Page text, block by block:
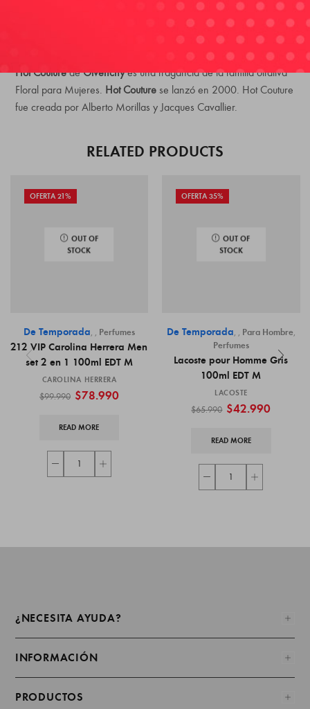
REVIEWS (0)
Hot CouturedeGivenchyes una fragancia de la familia olfativa
Floral para Mujeres. Hot Couturese lanzó en 2000. Hot Couture
fue creada por Alberto Morillas y Jacques Cavallier.
RELATED PRODUCTS
OFERTA 21%
OUT OF
STOCK
De Temporada, , Perfumes
212 VIP Carolina Herrera Men
set 2 en 1 100ml EDT M
CAROLINA HERRERA
$99.990 $78.990
READ MORE
OFERTA 35%
OUT OF
STOCK
De Temporada, , Para Hombre,
Perfumes
Lacoste pour Homme Gris
100ml EDT M
LACOSTE
$65.990 $42.990
READ MORE
¿NECESITA AYUDA?
INFORMACIÓN
PRODUCTOS